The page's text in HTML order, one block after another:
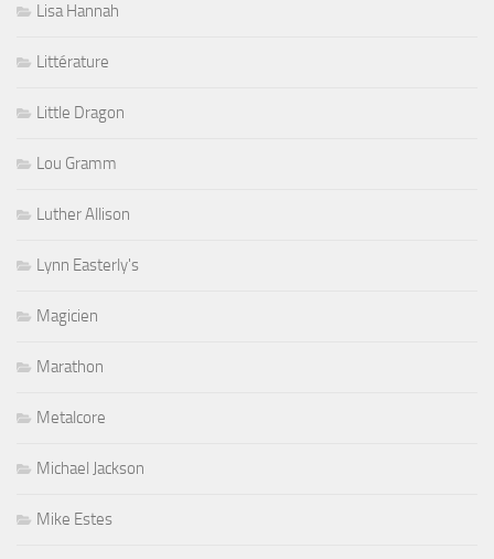
Lisa Hannah
Littérature
Little Dragon
Lou Gramm
Luther Allison
Lynn Easterly's
Magicien
Marathon
Metalcore
Michael Jackson
Mike Estes